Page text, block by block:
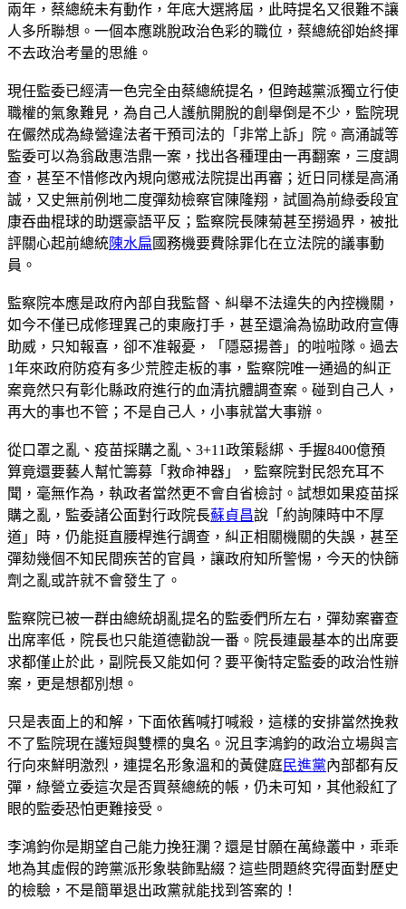
兩年，蔡總統未有動作，年底大選將屆，此時提名又很難不讓
人多所聯想。一個本應跳脫政治色彩的職位，蔡總統卻始終揮
不去政治考量的思維。
現任監委已經清一色完全由蔡總統提名，但跨越黨派獨立行使
職權的氣象難見，為自己人護航開脫的創舉倒是不少，監院現
在儼然成為綠營違法者干預司法的「非常上訴」院。高涌誠等
監委可以為翁啟惠浩鼎一案，找出各種理由一再翻案，三度調
查，甚至不惜修改內規向懲戒法院提出再審；近日同樣是高涌
誠，又史無前例地二度彈劾檢察官陳隆翔，試圖為前綠委段宜
康吞曲棍球的助選豪語平反；監察院長陳菊甚至撈過界，被批
評關心起前總統陳水扁 國務機要費除罪化在立法院的議事動
員。
監察院本應是政府內部自我監督、糾舉不法違失的內控機關，
如今不僅已成修理異己的東廠打手，甚至還淪為協助政府宣傳
助威，只知報喜，卻不准報憂，「隱惡揚善」的啦啦隊。過去
1年來政府防疫有多少荒腔走板的事，監察院唯一通過的糾正
案竟然只有彰化縣政府進行的血清抗體調查案。碰到自己人，
再大的事也不管；不是自己人，小事就當大事辦。
從口罩之亂、疫苗採購之亂、3+11政策鬆綁、手握8400億預
算竟還要藝人幫忙籌募「救命神器」，監察院對民怨充耳不
聞，毫無作為，執政者當然更不會自省檢討。試想如果疫苗採
購之亂，監委諸公面對行政院長蘇貞昌說「約詢陳時中不厚
道」時，仍能挺直腰桿進行調查，糾正相關機關的失誤，甚至
彈劾幾個不知民間疾苦的官員，讓政府知所警惕，今天的快篩
劑之亂或許就不會發生了。
監察院已被一群由總統胡亂提名的監委們所左右，彈劾案審查
出席率低，院長也只能道德勸說一番。院長連最基本的出席要
求都僅止於此，副院長又能如何？要平衡特定監委的政治性辦
案，更是想都別想。
只是表面上的和解，下面依舊喊打喊殺，這樣的安排當然挽救
不了監院現在護短與雙標的臭名。況且李鴻鈞的政治立場與言
行向來鮮明激烈，連提名形象溫和的黃健庭民進黨內部都有反
彈，綠營立委這次是否買蔡總統的帳，仍未可知，其他殺紅了
眼的監委恐怕更難接受。
李鴻鈞你是期望自己能力挽狂瀾？還是甘願在萬綠叢中，乖乖
地為其虛假的跨黨派形象裝飾點綴？這些問題終究得面對歷史
的檢驗，不是簡單退出政黨就能找到答案的！